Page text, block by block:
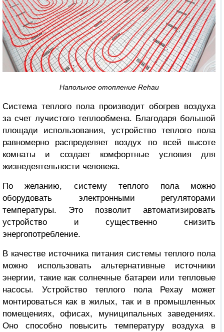
Напольное отопление Rehau
Система теплого пола производит обогрев воздуха
за счет лучистого теплообмена. Благодаря большой
площади использования, устройство теплого пола
равномерно распределяет воздух по всей высоте
комнаты и создает комфортные условия для
жизнедеятельности человека.
По желанию, систему теплого пола можно
оборудовать электронными регуляторами
температуры. Это позволит автоматизировать
устройство и существенно снизить
энергопотребление.
В качестве источника питания системы теплого пола
можно использовать альтернативные источники
энергии, такие как солнечные батареи или тепловые
насосы. Устройство теплого пола Рехау может
монтироваться как в жилых, так и в промышленных
помещениях, офисах, муниципальных заведениях.
Оно способно повысить температуру воздуха в